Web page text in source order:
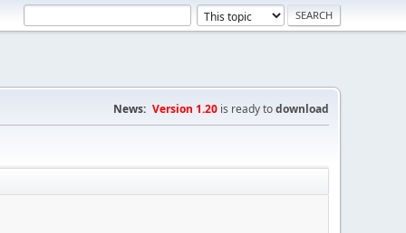
News: Version 1.20 is ready todownload